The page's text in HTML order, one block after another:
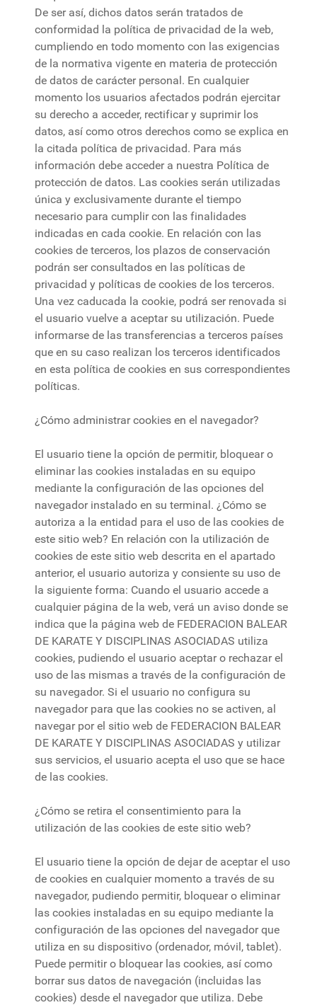
De ser así, dichos datos serán tratados de
conformidad la política de privacidad de la web,
cumpliendo en todo momento con las exigencias
de la normativa vigente en materia de protección
de datos de carácter personal. En cualquier
momento los usuarios afectados podrán ejercitar
su derecho a acceder, rectificar y suprimir los
datos, así como otros derechos como se explica en
la citada política de privacidad. Para más
información debe acceder a nuestra Política de
protección de datos. Las cookies serán utilizadas
única y exclusivamente durante el tiempo
necesario para cumplir con las finalidades
indicadas en cada cookie. En relación con las
cookies de terceros, los plazos de conservación
podrán ser consultados en las políticas de
privacidad y políticas de cookies de los terceros.
Una vez caducada la cookie, podrá ser renovada si
el usuario vuelve a aceptar su utilización. Puede
informarse de las transferencias a terceros países
que en su caso realizan los terceros identificados
en esta política de cookies en sus correspondientes
políticas.
¿Cómo administrar cookies en el navegador?
El usuario tiene la opción de permitir, bloquear o
eliminar las cookies instaladas en su equipo
mediante la configuración de las opciones del
navegador instalado en su terminal. ¿Cómo se
autoriza a la entidad para el uso de las cookies de
este sitio web? En relación con la utilización de
cookies de este sitio web descrita en el apartado
anterior, el usuario autoriza y consiente su uso de
la siguiente forma: Cuando el usuario accede a
cualquier página de la web, verá un aviso donde se
indica que la página web de FEDERACION BALEAR
DE KARATE Y DISCIPLINAS ASOCIADAS utiliza
cookies, pudiendo el usuario aceptar o rechazar el
uso de las mismas a través de la configuración de
su navegador. Si el usuario no configura su
navegador para que las cookies no se activen, al
navegar por el sitio web de FEDERACION BALEAR
DE KARATE Y DISCIPLINAS ASOCIADAS y utilizar
sus servicios, el usuario acepta el uso que se hace
de las cookies.
¿Cómo se retira el consentimiento para la
utilización de las cookies de este sitio web?
El usuario tiene la opción de dejar de aceptar el uso
de cookies en cualquier momento a través de su
navegador, pudiendo permitir, bloquear o eliminar
las cookies instaladas en su equipo mediante la
configuración de las opciones del navegador que
utiliza en su dispositivo (ordenador, móvil, tablet).
Puede permitir o bloquear las cookies, así como
borrar sus datos de navegación (incluidas las
cookies) desde el navegador que utiliza. Debe